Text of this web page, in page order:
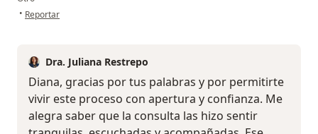
• en opinión del usuario Diana Du
Reportar
Dra. Juliana Restrepo
Diana, gracias por tus palabras y por permitirte
vivir este proceso con apertura y confianza. Me
alegra saber que la consulta las hizo sentir